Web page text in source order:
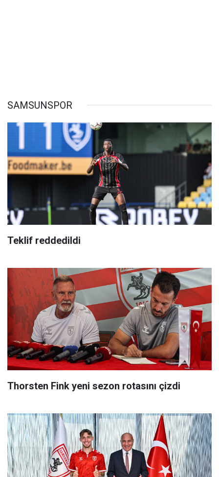
SAMSUNSPOR
Teklif reddedildi
Thorsten Fink yeni sezon rotasını çizdi